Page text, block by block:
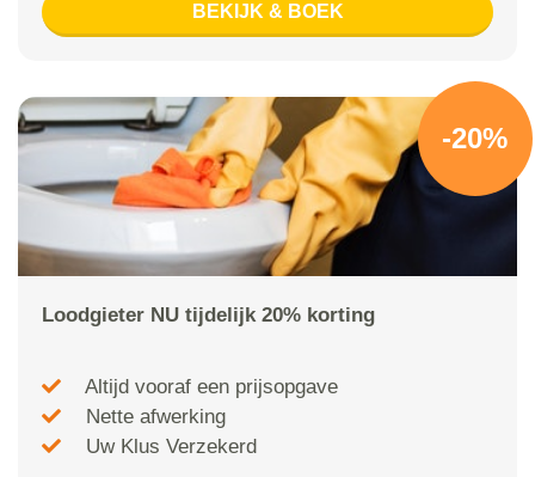
BEKIJK & BOEK
-20%
Loodgieter NU tijdelijk 20% korting
Altijd vooraf een prijsopgave
Nette afwerking
Uw Klus Verzekerd